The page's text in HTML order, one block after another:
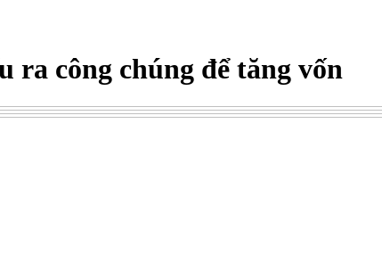
ra công chúng để tăng vốn